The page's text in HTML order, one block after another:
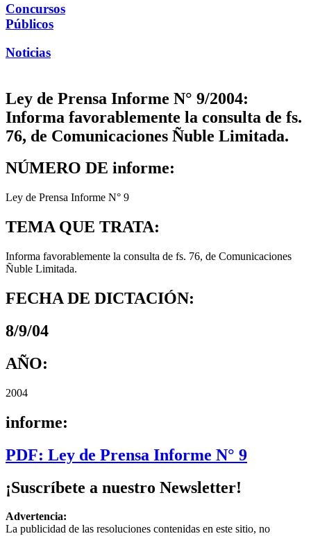
Concursos
Públicos
Noticias
Ley de Prensa Informe N° 9/2004:
Informa favorablemente la consulta de fs.
76, de Comunicaciones Ñuble Limitada.
NÚMERO DE informe:
Ley de Prensa Informe N° 9
TEMA QUE TRATA:
Informa favorablemente la consulta de fs. 76, de Comunicaciones
Ñuble Limitada.
FECHA DE DICTACIÓN:
8/9/04
AÑO:
2004
informe:
PDF: Ley de Prensa Informe N° 9
¡Suscríbete a nuestro Newsletter!
Advertencia:
La publicidad de las resoluciones contenidas en este sitio, no